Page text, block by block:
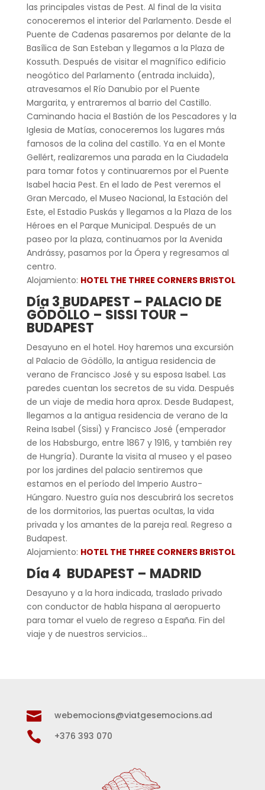
las principales vistas de Pest. Al final de la visita
conoceremos el interior del Parlamento. Desde el
Puente de Cadenas pasaremos por delante de la
Basílica de San Esteban y llegamos a la Plaza de
Kossuth. Después de visitar el magnífico edificio
neogótico del Parlamento (entrada incluida),
atravesamos el Río Danubio por el Puente
Margarita, y entraremos al barrio del Castillo.
Caminando hacia el Bastión de los Pescadores y la
Iglesia de Matías, conoceremos los lugares más
famosos de la colina del castillo. Ya en el Monte
Gellért, realizaremos una parada en la Ciudadela
para tomar fotos y continuaremos por el Puente
Isabel hacia Pest. En el lado de Pest veremos el
Gran Mercado, el Museo Nacional, la Estación del
Este, el Estadio Puskás y llegamos a la Plaza de los
Héroes en el Parque Municipal. Después de un
paseo por la plaza, continuamos por la Avenida
Andrássy, pasamos por la Ópera y regresamos al
centro.
Alojamiento: HOTEL THE THREE CORNERS BRISTOL
Día 3 BUDAPEST – PALACIO DE
GÖDÖLLO – SISSI TOUR –
BUDAPEST
Desayuno en el hotel. Hoy haremos una excursión
al Palacio de Gödöllo, la antigua residencia de
verano de Francisco José y su esposa Isabel. Las
paredes cuentan los secretos de su vida. Después
de un viaje de media hora aprox. Desde Budapest,
llegamos a la antigua residencia de verano de la
Reina Isabel (Sissi) y Francisco José (emperador
de los Habsburgo, entre 1867 y 1916, y también rey
de Hungría). Durante la visita al museo y el paseo
por los jardines del palacio sentiremos que
estamos en el período del Imperio Austro-
Húngaro. Nuestro guía nos descubrirá los secretos
de los dormitorios, las puertas ocultas, la vida
privada y los amantes de la pareja real. Regreso a
Budapest.
Alojamiento: HOTEL THE THREE CORNERS BRISTOL
Día 4 BUDAPEST – MADRID
Desayuno y a la hora indicada, traslado privado
con conductor de habla hispana al aeropuerto
para tomar el vuelo de regreso a España. Fin del
viaje y de nuestros servicios…
 webemocions@viatgesemocions.ad
 +376 393 070